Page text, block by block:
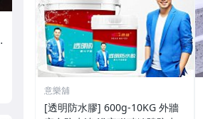
意樂舖
[透明防水膠] 600g-10KG 外牆